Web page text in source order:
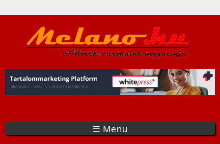
a
tartalomra
☰ Menu